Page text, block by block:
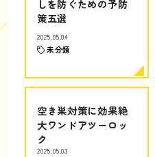
しを防ぐための予防
策五選
2025.05.04
未分類
空き巣対策に効果絶
大ワンドアツーロッ
ク
2025.05.03